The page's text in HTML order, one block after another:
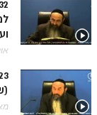
ספר הזוהר בראשית
ספר הזוהר בראשית א'
ספר הזוהר בראשית א'
ספר הזוהר בראשית ב'
ספר הזוהר בראשית ב'
אוק 10,
מאי 3,